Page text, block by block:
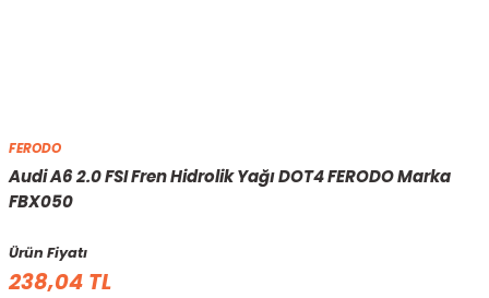
FERODO
Audi A6 2.0 FSI Fren Hidrolik Yağı DOT4 FERODO Marka
FBX050
Ürün Fiyatı
238,04 TL